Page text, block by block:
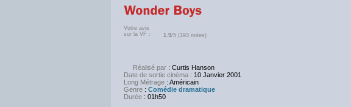
Votre avis
sur la VF :
1.9/5 (193 notes)
Réalisé par : Curtis Hanson
Date de sortie cinéma : 10 Janvier 2001
Long Métrage : Américain
Genre : Comédie dramatique
Durée : 01h50